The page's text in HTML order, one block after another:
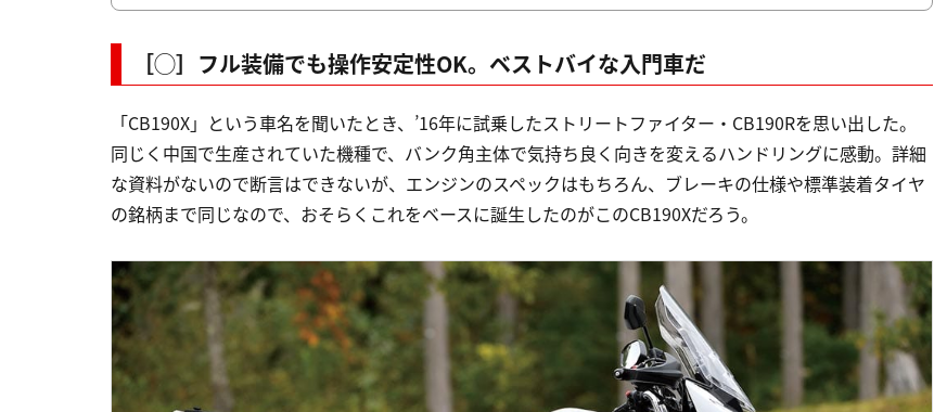
［◯］フル装備でも操作安定性OK。ベストバイな入門車だ
「CB190X」という車名を聞いたとき、’16年に試乗したストリートファイター・CB190Rを思い出した。
同じく中国で生産されていた機種で、バンク角主体で気持ち良く向きを変えるハンドリングに感動。詳細
な資料がないので断言はできないが、エンジンのスペックはもちろん、ブレーキの仕様や標準装着タイヤ
の銘柄まで同じなので、おそらくこれをベースに誕生したのがこのCB190Xだろう。